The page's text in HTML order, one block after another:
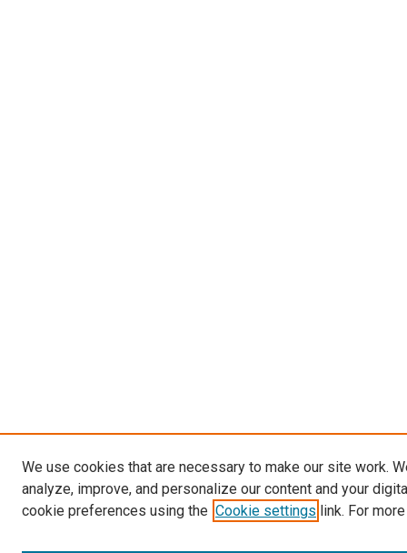
We use cookies that are necessary to make our site work.
analyze, improve, and personalize our content and your
cookie preferences using the Cookie settings link. For